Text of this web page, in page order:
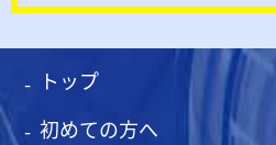
トップ
初めての方へ